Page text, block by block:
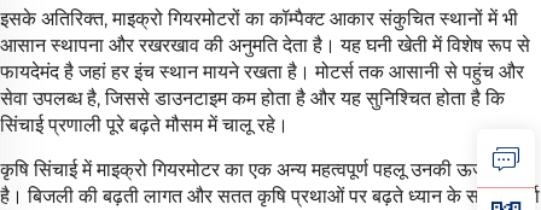
इसके अतिरिक्त, माइक्रो गियरमोटरों का कॉम्पैक्ट आकार संकुचित स्थानों में भी
आसान स्थापना और रखरखाव की अनुमति देता है। यह घनी खेती में विशेष रूप से
फायदेमंद है जहां हर इंच स्थान मायने रखता है। मोटर्स तक आसानी से पहुंच और
सेवा उपलब्ध है, जिससे डाउनटाइम कम होता है और यह सुनिश्चित होता है कि
सिंचाई प्रणाली पूरे बढ़ते मौसम में चालू रहे।
कृषि सिंचाई में माइक्रो गियरमोटर का एक अन्य महत्वपूर्ण पहलू उनकी ऊर्जा दक्षता
है। बिजली की बढ़ती लागत और सतत कृषि प्रथाओं पर बढ़ते ध्यान के साथ, ऊर्जा